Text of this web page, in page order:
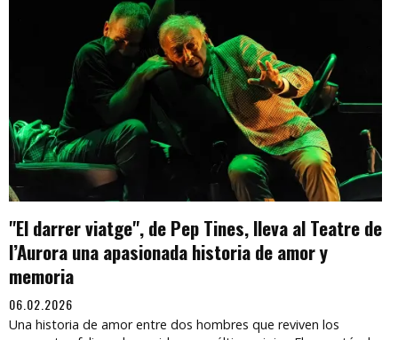
"El darrer viatge", de Pep Tines, lleva al Teatre de
l’Aurora una apasionada historia de amor y
memoria
06.02.2026
Una historia de amor entre dos hombres que reviven los